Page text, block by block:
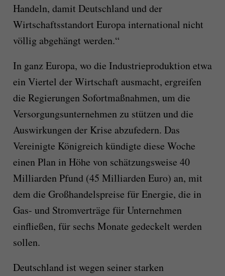
Handeln, damit Deutschland und der
Wirtschaftsstandort Europa international nicht
völlig abgehängt werden.“
In ganz Europa, wo die Industrieproduktion etwa
ein Viertel der Wirtschaft ausmacht, ergreifen
die Regierungen Sofortmaßnahmen, um die
Versorgungsunternehmen zu stützen und die
Auswirkungen der Krise abzufedern. Das
Vereinigte Königreich kündigte diese Woche
einen Plan in Höhe von schätzungsweise 40
Milliarden Pfund (45 Milliarden Euro) an, mit
dem die Großhandelspreise für Energie, die in
Gas- und Stromverträge für Unternehmen
einfließen, für sechs Monate gedeckelt werden
sollen.
Deutschland ist wegen seiner starken